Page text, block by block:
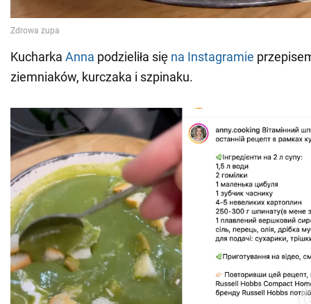
Kucharka Anna podzieliła się na Instagramie
ziemniaków, kurczaka i szpinaku.